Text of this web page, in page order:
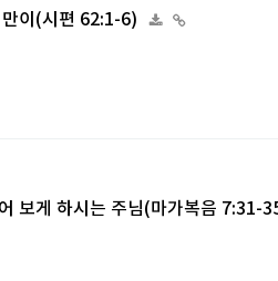
이(시편 62:1-6)
보게 하시는 주님(마가복음 7:31-